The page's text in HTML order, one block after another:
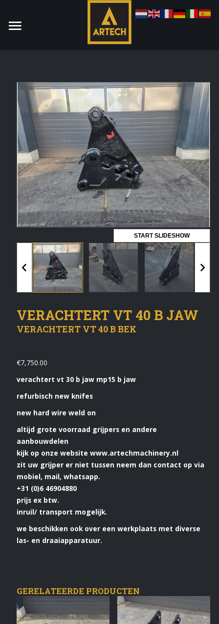
Monteur
Allround CNC Verspaner
Spare parts manager
januari 2023
Vacatures
Login
Vermeldingen feed
WordPress.org
Verkoop
START SLIDESHOW
VERACHTERT VT 40 B JAW
VERACHTERT VT 40 B BEK
€7,750.00
verachtert vt 30 b jaw mp15 b jaw
refurbisch new knifes
new hard wire weld on
altijd grote voorraad grijpers en andere
aanbouwdelen
kijk op onze website www.artechmachinery.nl
zit uw grijper er niet tussen neem dan contact op via
mobiel, mail, whatsapp.
+31 (0)6 46904880
prijs ex btw.
inruil/ transport mogelijk.
we beschikken ook over een werkplaats met diverse
las- en draaiapparatuur.
GERELATEERDE PRODUCTEN